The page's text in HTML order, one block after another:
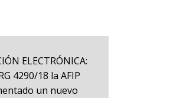
ELECTRÓNICA:
4290/18 la AFIP
un nuevo